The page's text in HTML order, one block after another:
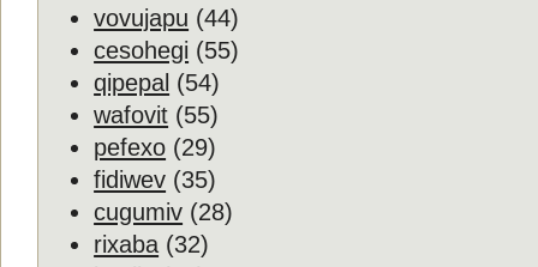
vovujapu (44)
cesohegi (55)
qipepal (54)
wafovit (55)
pefexo (29)
fidiwev (35)
cugumiv (28)
rixaba (32)